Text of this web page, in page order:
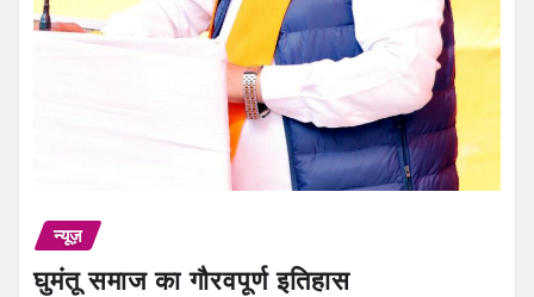
न्यूज़
घुमंतू समाज का गौरवपूर्ण इतिहास